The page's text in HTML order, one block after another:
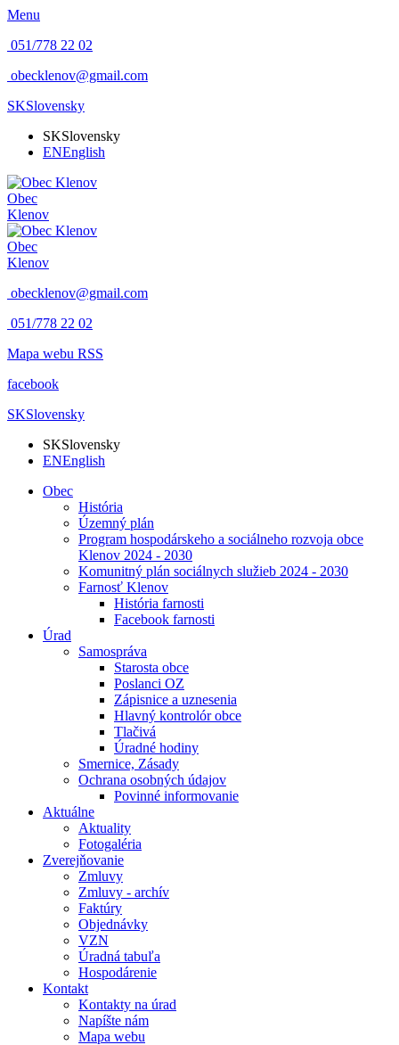
Menu
051/778 22 02
obecklenov@gmail.com
SKSlovensky
SKSlovensky
ENEnglish
Obec
Klenov
Obec
Klenov
obecklenov@gmail.com
051/778 22 02
Mapa webu RSS
facebook
SKSlovensky
SKSlovensky
ENEnglish
Obec
História
Územný plán
Program hospodárskeho a sociálneho rozvoja obce
Klenov 2024 - 2030
Komunitný plán sociálnych služieb 2024 - 2030
Farnosť Klenov
História farnosti
Facebook farnosti
Úrad
Samospráva
Starosta obce
Poslanci OZ
Zápisnice a uznesenia
Hlavný kontrolór obce
Tlačivá
Úradné hodiny
Smernice, Zásady
Ochrana osobných údajov
Povinné informovanie
Aktuálne
Aktuality
Fotogaléria
Zverejňovanie
Zmluvy
Zmluvy - archív
Faktúry
Objednávky
VZN
Úradná tabuľa
Hospodárenie
Kontakt
Kontakty na úrad
Napíšte nám
Mapa webu